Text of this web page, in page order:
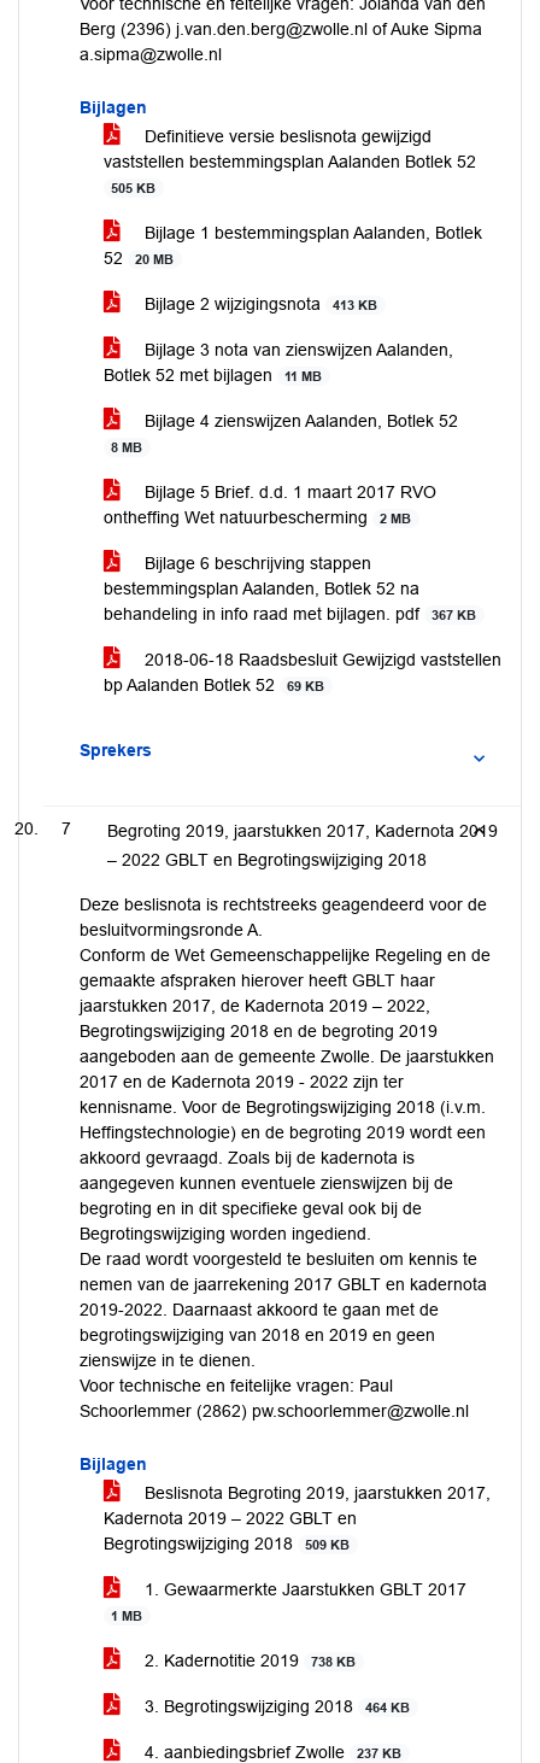
Berg (2396) j.van.den.berg@zwolle.nl of Auke Sipma
a.sipma@zwolle.nl
Bijlagen
Definitieve versie beslisnota gewijzigd
vaststellen bestemmingsplan Aalanden Botlek 52
505 KB
Bijlage 1 bestemmingsplan Aalanden, Botlek
52
20 MB
Bijlage 2 wijzigingsnota 413 KB
Bijlage 3 nota van zienswijzen Aalanden,
Botlek 52 met bijlagen
11 MB
Bijlage 4 zienswijzen Aalanden, Botlek 52
8 MB
Bijlage 5 Brief. d.d. 1 maart 2017 RVO
ontheffing Wet natuurbescherming
2 MB
Bijlage 6 beschrijving stappen
bestemmingsplan Aalanden, Botlek 52 na
behandeling in info raad met bijlagen. pdf
367 KB
2018-06-18 Raadsbesluit Gewijzigd vaststellen
bp Aalanden Botlek 52
69 KB
Sprekers
7
Begroting 2019, jaarstukken 2017, Kadernota 2019
– 2022 GBLT en Begrotingswijziging 2018
Deze beslisnota is rechtstreeks geagendeerd voor de
besluitvormingsronde A.
Conform de Wet Gemeenschappelijke Regeling en de
gemaakte afspraken hierover heeft GBLT haar
jaarstukken 2017, de Kadernota 2019 – 2022,
Begrotingswijziging 2018 en de begroting 2019
aangeboden aan de gemeente Zwolle. De jaarstukken
2017 en de Kadernota 2019 - 2022 zijn ter
kennisname. Voor de Begrotingswijziging 2018 (i.v.m.
Heffingstechnologie) en de begroting 2019 wordt een
akkoord gevraagd. Zoals bij de kadernota is
aangegeven kunnen eventuele zienswijzen bij de
begroting en in dit specifieke geval ook bij de
Begrotingswijziging worden ingediend.
De raad wordt voorgesteld te besluiten om kennis te
nemen van de jaarrekening 2017 GBLT en kadernota
2019-2022. Daarnaast akkoord te gaan met de
begrotingswijziging van 2018 en 2019 en geen
zienswijze in te dienen.
Voor technische en feitelijke vragen: Paul
Schoorlemmer (2862) pw.schoorlemmer@zwolle.nl
Bijlagen
Beslisnota Begroting 2019, jaarstukken 2017,
Kadernota 2019 – 2022 GBLT en
Begrotingswijziging 2018
509 KB
1. Gewaarmerkte Jaarstukken GBLT 2017
1 MB
2. Kadernotitie 2019 738 KB
3. Begrotingswijziging 2018 464 KB
4. aanbiedingsbrief Zwolle 237 KB